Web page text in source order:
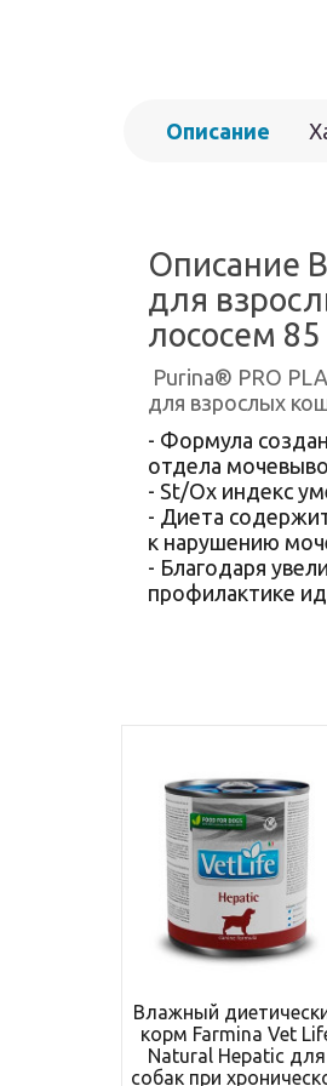
Описание
Описание
для
лососем 85
Purina® PRO
для взрослых
- Формула
отдела
- St/Ох индекс
- Диета
к нарушению
- Благодаря
профилактике
Влажный
корм Farmina Vet
Natural Hepatic для
собак при